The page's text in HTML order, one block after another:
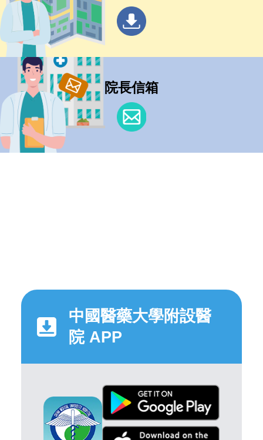
院長信箱
中國醫藥大學附設醫
院 APP